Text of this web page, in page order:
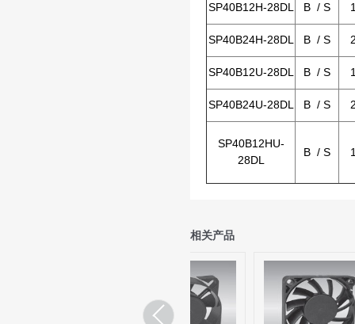
SP40B12H-28DL B / S
SP40B24H-28DL B / S
SP40B12U-28DL B / S
SP40B24U-28DL B / S
SP40B12HU-
28DL
B / S
相关产品